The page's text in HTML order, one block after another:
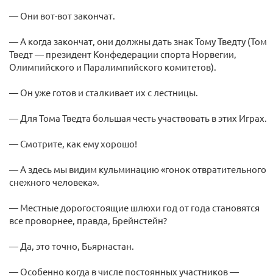
— Они вот-вот закончат.
— А когда закончат, они должны дать знак Тому Тведту (Том
Тведт — президент Конфедерации спорта Норвегии,
Олимпийского и Паралимпийского комитетов).
— Он уже готов и сталкивает их с лестницы.
— Для Тома Тведта большая честь участвовать в этих Играх.
— Смотрите, как ему хорошо!
— А здесь мы видим кульминацию «гонок отвратительного
снежного человека».
— Местные дорогостоящие шлюхи год от года становятся
все проворнее, правда, Брейнстейн?
— Да, это точно, Бьярнастан.
— Особенно когда в числе постоянных участников —